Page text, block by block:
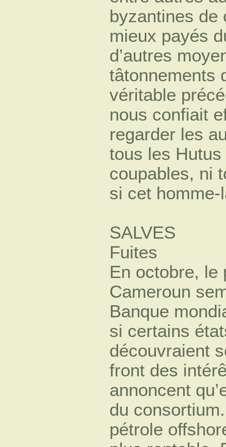
byzantines de
mieux payés
d’autres
tâtonnements
véritable
nous confiait
regarder les
tous les
coupables, ni
si cet homme-
SALVES
Fuites
En octobre, le
Cameroun
Banque
si certains
découvraient
front des
annoncent
du
pétrole